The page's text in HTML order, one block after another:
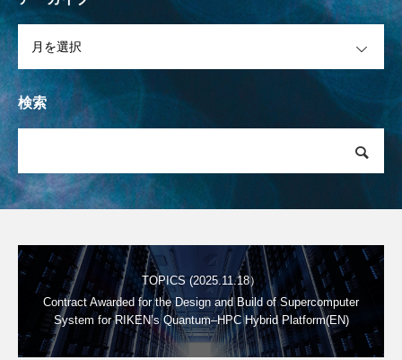
検索
TOPICS (2025.11.18）
Contract Awarded for the Design and Build of Supercomputer
System for RIKEN’s Quantum–HPC Hybrid Platform(EN)